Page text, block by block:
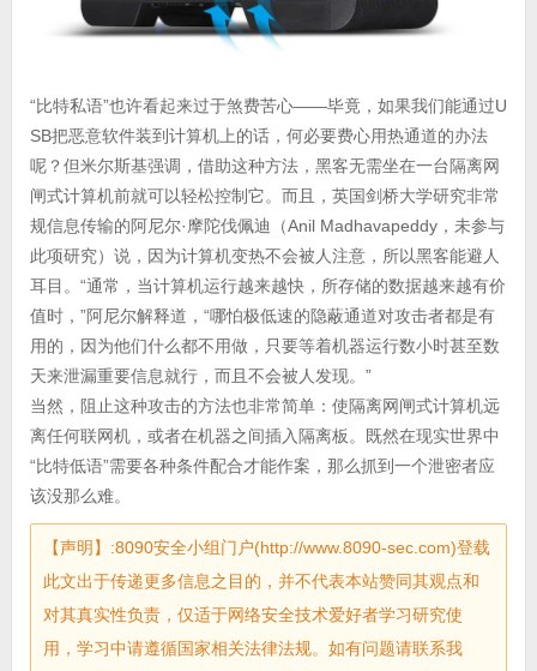
“比特私语”也许看起来过于煞费苦心——毕竟，如果我们能通过U
SB把恶意软件装到计算机上的话，何必要费心用热通道的办法
呢？但米尔斯基强调，借助这种方法，黑客无需坐在一台隔离网
闸式计算机前就可以轻松控制它。而且，英国剑桥大学研究非常
规信息传输的阿尼尔·摩陀伐佩迪（Anil Madhavapeddy，未参与
此项研究）说，因为计算机变热不会被人注意，所以黑客能避人
耳目。“通常，当计算机运行越来越快，所存储的数据越来越有价
值时，”阿尼尔解释道，“哪怕极低速的隐蔽通道对攻击者都是有
用的，因为他们什么都不用做，只要等着机器运行数小时甚至数
天来泄漏重要信息就行，而且不会被人发现。”
当然，阻止这种攻击的方法也非常简单：使隔离网闸式计算机远
离任何联网机，或者在机器之间插入隔离板。既然在现实世界中
“比特低语”需要各种条件配合才能作案，那么抓到一个泄密者应
该没那么难。
【声明】:8090安全小组门户(http://www.8090-sec.com)登载
此文出于传递更多信息之目的，并不代表本站赞同其观点和
对其真实性负责，仅适于网络安全技术爱好者学习研究使
用，学习中请遵循国家相关法律法规。如有问题请联系我